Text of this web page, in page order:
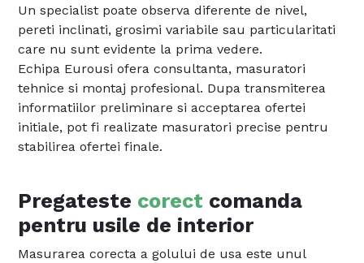
Un specialist poate observa diferente de nivel,
pereti inclinati, grosimi variabile sau particularitati
care nu sunt evidente la prima vedere.
Echipa Eurousi ofera consultanta, masuratori
tehnice si montaj profesional. Dupa transmiterea
informatiilor preliminare si acceptarea ofertei
initiale, pot fi realizate masuratori precise pentru
stabilirea ofertei finale.
Pregateste corect comanda
pentru usile de interior
Masurarea corecta a golului de usa este unul